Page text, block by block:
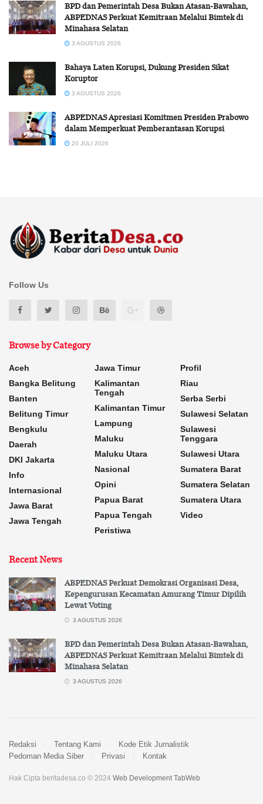
BPD dan Pemerintah Desa Bukan Atasan-Bawahan,
ABPEDNAS Perkuat Kemitraan Melalui Bimtek di
Minahasa Selatan
3 AGUSTUS 2026
Bahaya Laten Korupsi, Dukung Presiden Sikat
Koruptor
3 AGUSTUS 2026
ABPEDNAS Apresiasi Komitmen Presiden Prabowo
dalam Memperkuat Pemberantasan Korupsi
20 JULI 2026
Follow Us
Browse by Category
Aceh
Bangka Belitung
Banten
Belitung Timur
Bengkulu
Daerah
DKI Jakarta
Info
Internasional
Jawa Barat
Jawa Tengah
Jawa Timur
Kalimantan
Tengah
Kalimantan Timur
Lampung
Maluku
Maluku Utara
Nasional
Opini
Papua Barat
Papua Tengah
Peristiwa
Profil
Riau
Serba Serbi
Sulawesi Selatan
Sulawesi
Tenggara
Sulawesi Utara
Sumatera Barat
Sumatera Selatan
Sumatera Utara
Video
Recent News
ABPEDNAS Perkuat Demokrasi Organisasi Desa,
Kepengurusan Kecamatan Amurang Timur Dipilih
Lewat Voting
3 AGUSTUS 2026
BPD dan Pemerintah Desa Bukan Atasan-Bawahan,
ABPEDNAS Perkuat Kemitraan Melalui Bimtek di
Minahasa Selatan
3 AGUSTUS 2026
Redaksi Tentang Kami
Kode Etik Jurnalistik
Pedoman Media Siber
Privasi Kontak
Hak Cipta beritadesa.co © 2024 Web Development TabWeb